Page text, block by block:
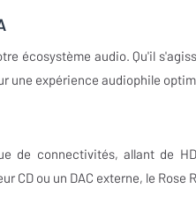
écosystème audio. Qu'il
une expérience audiophile
de connectivités, allant de
CD ou un DAC externe, le Rose